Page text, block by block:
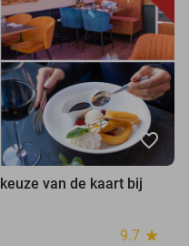
favorite_border
van de kaart bij
9.7 star